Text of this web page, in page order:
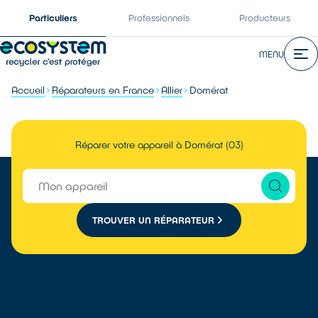
Particuliers Professionnels Producteurs
MENU
Accueil Réparateurs en France Allier Domérat
Réparer votre appareil à Domérat (03)
TROUVER UN RÉPARATEUR